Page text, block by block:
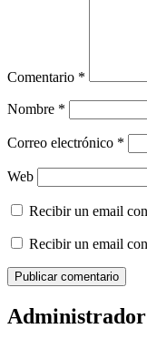
Comentario *
Nombre *
Correo electrónico *
Web
Recibir un email
Recibir un email
Administrador